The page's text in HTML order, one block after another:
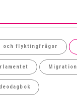
och flyktingfrågor
Migration